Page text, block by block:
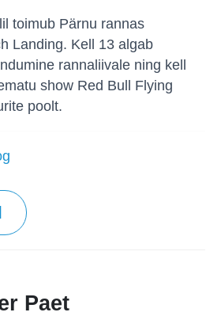
toimub Pärnu rannas
Landing. Kell 13 algab
rannaliivale ning kell
show Red Bull Flying
poolt.
Paet